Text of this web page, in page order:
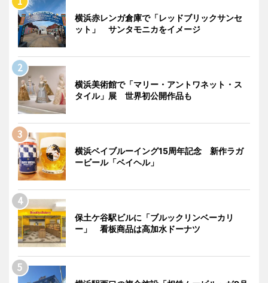
横浜赤レンガ倉庫で「レッドブリックサンセ
ット」 サンタモニカをイメージ
横浜美術館で「マリー・アントワネット・ス
タイル」展 世界初公開作品も
横浜ベイブルーイング15周年記念 新作ラガ
ービール「ベイヘル」
保土ケ谷駅ビルに「ブルックリンベーカリ
ー」 看板商品は高加水ドーナツ